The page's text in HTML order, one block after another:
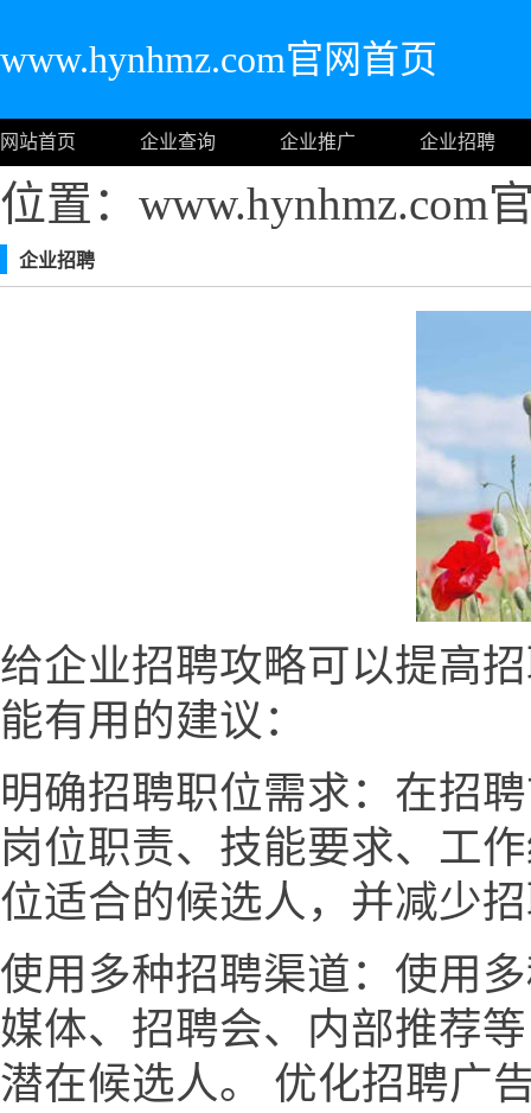
www.hynhmz.com官网首页
网站首页 企业查询 企业推广 企业招聘
位置：www.hynhmz.com
企业招聘
给企业招聘攻略可以提高
能有用的建议：
明确招聘职位需求：在招
岗位职责、技能要求、工
位适合的候选人，并减少
使用多种招聘渠道：使用
媒体、招聘会、内部推荐
潜在候选人。 优化招聘广